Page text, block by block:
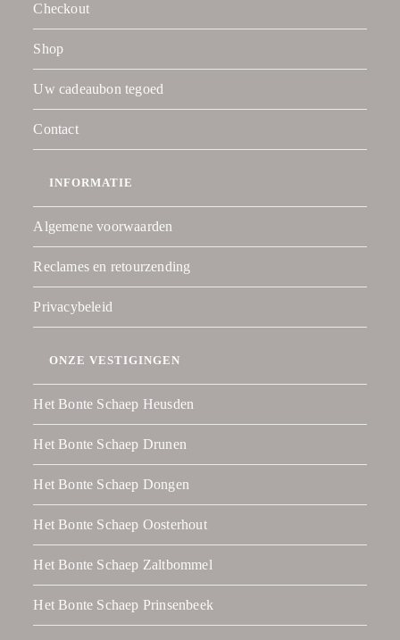
Checkout
Shop
Uw cadeaubon tegoed
Contact
INFORMATIE
Algemene voorwaarden
Reclames en retourzending
Privacybeleid
ONZE VESTIGINGEN
Het Bonte Schaep Heusden
Het Bonte Schaep Drunen
Het Bonte Schaep Dongen
Het Bonte Schaep Oosterhout
Het Bonte Schaep Zaltbommel
Het Bonte Schaep Prinsenbeek